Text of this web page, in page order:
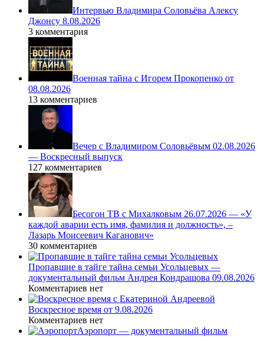
Интервью Владимира Соловьёва Алексу
Джонсу 8.08.2026
3 комментария
Военная тайна с Игорем Прокопенко от
08.08.2026
13 комментариев
Вечер с Владимиром Соловьёвым 02.08.2026
— Воскресный выпуск
127 комментариев
Бесогон ТВ с Михалковым 26.07.2026 — «У
каждой аварии есть имя, фамилия и должность», –
Лазарь Моисеевич Каганович»
30 комментариев
Пропавшие в тайге тайна семьи Усольцевых —
документальный фильм Андрея Кондрашова 09.08.2026
Комментариев нет
Воскресное время от 9.08.2026
Комментариев нет
Аэропорт — документальный фильм